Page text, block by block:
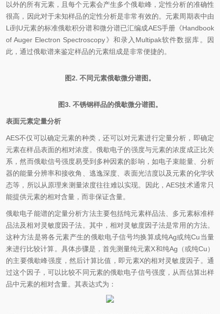
以外的所有元素，且每个元素会产生多个俄歇峰，定性分析的准确性
很高，因此对于未知样品的定性分析是非常有效的。元素周期表中由
Li到U元素的标准俄歇积分谱和微分谱已汇编成AES手册《Handbook
of Auger Electron Spectroscopy》和录入Multipak软件数据库。因
此，通过俄歇谱来鉴定样品的元素组成是非常便捷的。
图2. 不同元素俄歇微分谱图。
图3. 不锈钢样品的俄歇微分谱图。
表面元素定量分析
AES不仅可以确定元素的种类，还可以对元素进行定量分析，即确定
元素在样品表面的相对浓度。俄歇电子的强度与元素的浓度成正比关
系，然而俄歇信号强度易受到多种因素的影响，如电子束能量、分析
器的能量分辨率和接收角、逃逸深度、表面光洁度以及元素的化学状
态等，所以从原理来测量浓度往往难以实现。因此，AES技术通常只
能提供元素的相对含量，而非保证含量。
俄歇电子能谱的定量分析方法主要包括纯元素样品法、多元素标准样
品法及相对灵敏度因子法。其中，相对灵敏度因子法是常用的方法。
这种方法是将各元素产生的俄歇电子信号均换算成纯Ag或纯Cu当量
来进行比较计算。具体步骤是，首先测量纯元素X和纯Ag（或纯Cu）
的主要俄歇峰强度，然后计算比值，即元素X的相对灵敏度因子。通
过这个因子，可以比较不同元素的俄歇电子信号强度，从而估算出样
品中元素的相对含量。其表达式为：